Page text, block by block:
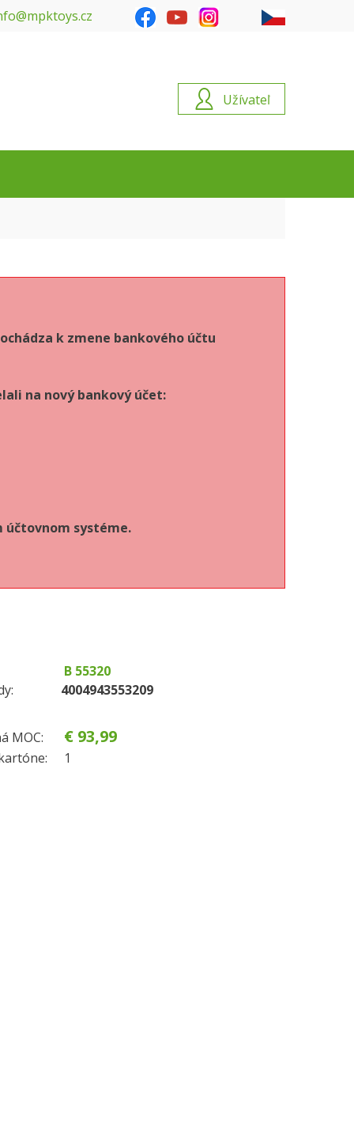
Užívateľ
k zmene bankového účtu
na nový bankový účet:
účtovnom systéme.
B 55320
4004943553209
MOC: € 93,99
1